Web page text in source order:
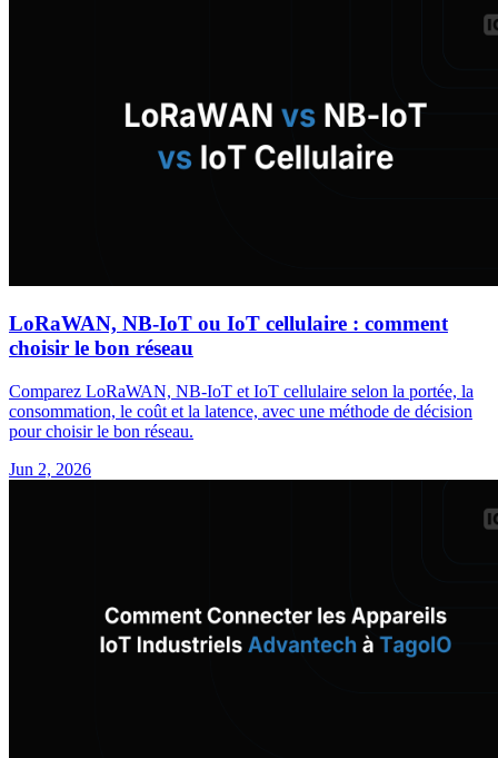
LoRaWAN, NB-IoT ou IoT cellulaire : comment
choisir le bon réseau
Comparez LoRaWAN, NB-IoT et IoT cellulaire selon la portée, la
consommation, le coût et la latence, avec une méthode de décision
pour choisir le bon réseau.
Jun 2, 2026